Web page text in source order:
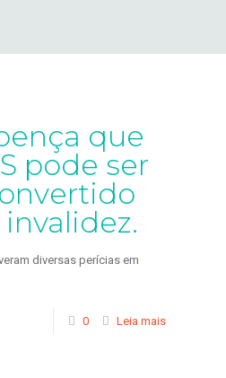
que
pode ser
diversas perícias em
0 Leia mais